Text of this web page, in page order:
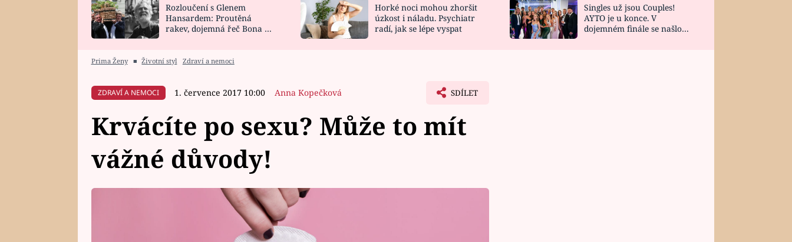
HOROSKOP NA
CELEBRITY
VAŘENÍ
NOVINKY
VIDEORECEPTY
ZAHRADA
DESIGN
Rozloučení s Glenem
Hansardem: Proutěná
rakev, dojemná řeč Bona a
Horké noci mohou zhoršit
úzkost i náladu. Psychiatr
radí, jak se lépe vyspat
Singles už jsou Couples!
AYTO je u konce. V
dojemném finále se našlo
Prima Ženy ■ Životní styl Zdraví a nemoci
ZDRAVÍ A NEMOCI 1. července 2017 10:00 Anna Kopečková SDÍLET
Krvácíte po sexu? Může to mít
vážné důvody!